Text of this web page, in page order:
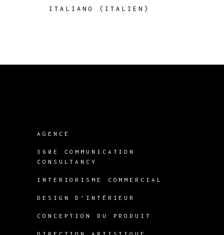
ITALIANO
( ITALIEN )
AGENCE
360E COMMUNICATION
CONSULTANCY
INTERIORISME COMMERCIAL
DESIGN D’INTÉRIEUR
CONCEPTION DU PRODUIT
DIRECTION ARTISTIQUE